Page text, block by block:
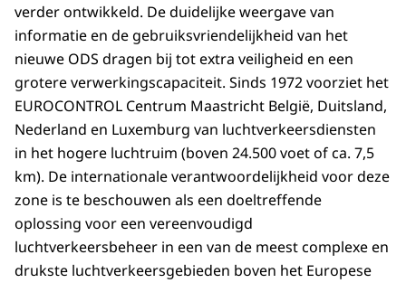
verder ontwikkeld. De duidelijke weergave van
informatie en de gebruiksvriendelijkheid van het
nieuwe ODS dragen bij tot extra veiligheid en een
grotere verwerkingscapaciteit. Sinds 1972 voorziet het
EUROCONTROL Centrum Maastricht België, Duitsland,
Nederland en Luxemburg van luchtverkeersdiensten
in het hogere luchtruim (boven 24.500 voet of ca. 7,5
km). De internationale verantwoordelijkheid voor deze
zone is te beschouwen als een doeltreffende
oplossing voor een vereenvoudigd
luchtverkeersbeheer in een van de meest complexe en
drukste luchtverkeersgebieden boven het Europese